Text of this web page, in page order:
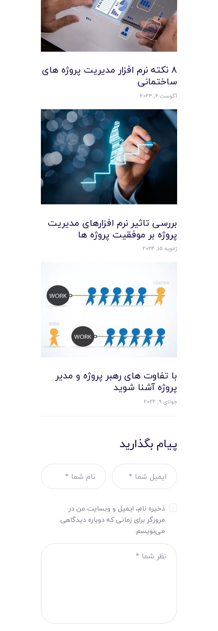
8 نکته نرم افزار مدیریت پروژه های
ساختمانی
آگوست 6, 2023
بررسی تاثیر نرم افزارهای مدیریت
پروژه بر موفقیت پروژه‌ ها
ژانویه 15, 2024
با تفاوت های رهبر پروژه و مدیر
پروژه آشنا شوید
جولای 9, 2022
پیام بگذارید
ذخیره نام، ایمیل و وبسایت من در
مرورگر برای زمانی که دوباره دیدگاهی
می‌نویسم.